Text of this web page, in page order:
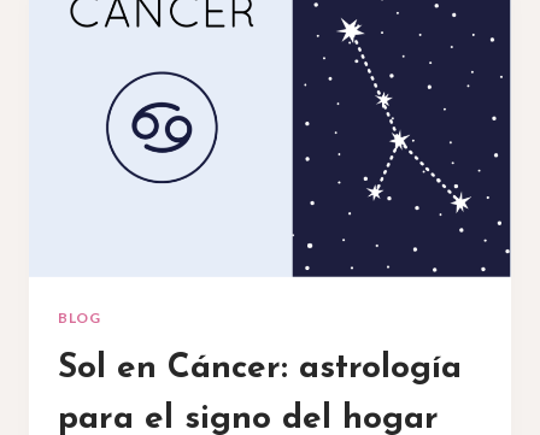
ASPECTOS
NO
POSITIVOS
DE
UN
CAPRICORNIO
BLOG
Sol en Cáncer: astrología
para el signo del hogar